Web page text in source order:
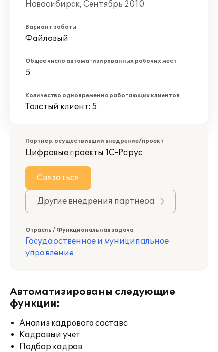
Новосибирск, Сентябрь 2010
Вариант работы
Файловый
Общее число автоматизированных рабочих мест
5
Количество одновременно работающих клиентов
Толстый клиент: 5
Партнер, осуществивший внедрение/проект
Цифровые проекты 1С-Рарус
Связаться
Другие внедрения партнера
Отрасль / Функциональная задача
Государственное и муниципальное
управление
Автоматизированы следующие
функции:
Анализ кадрового состава
Кадровый учет
Подбор кадров